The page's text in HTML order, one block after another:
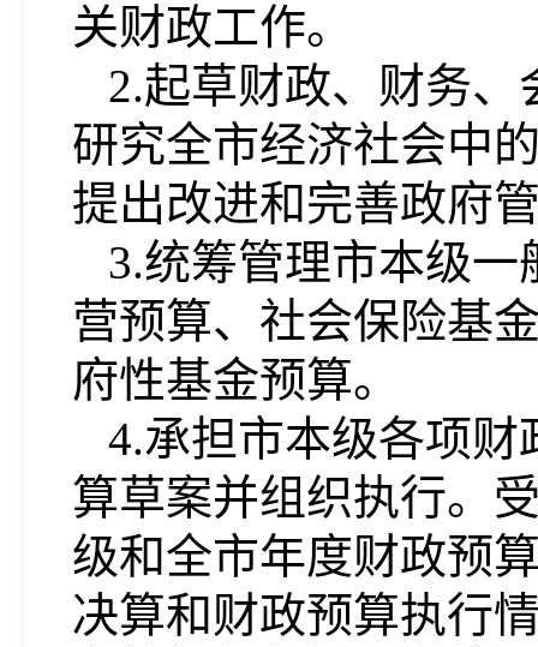
关财政工作。
2.起草财政、财务
研究全市经济社会中
提出改进和完善政府
3.统筹管理市本级
营预算、社会保险基
府性基金预算。
4.承担市本级各项
算草案并组织执行。
级和全市年度财政预
决算和财政预算执行